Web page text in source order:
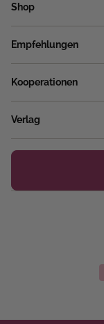
Shop
Empfehlungen
Kooperationen
Verlag